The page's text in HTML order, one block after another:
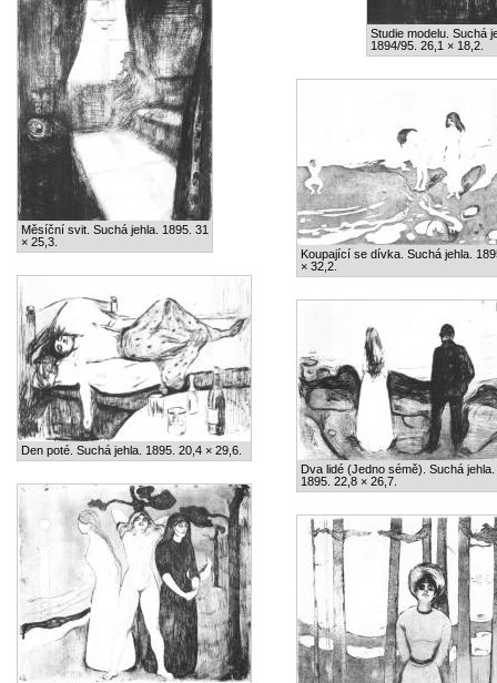
Studie modelu. Suchá
1894/95. 26,1 × 18,2.
Měsíční svit. Suchá jehla. 1895. 31
× 25,3.
Koupající se dívka. Suchá jehla.
× 32,2.
Den poté. Suchá jehla. 1895. 20,4 × 29,6.
Dva lidé (Jedno sémě). Suchá jehla.
1895. 22,8 × 26,7.